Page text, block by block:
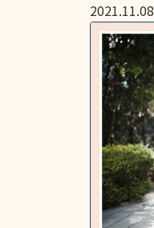
2021.11.08